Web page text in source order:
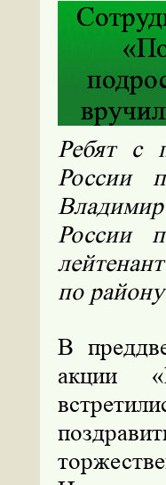
Ребят с
России
России
по
В
акции